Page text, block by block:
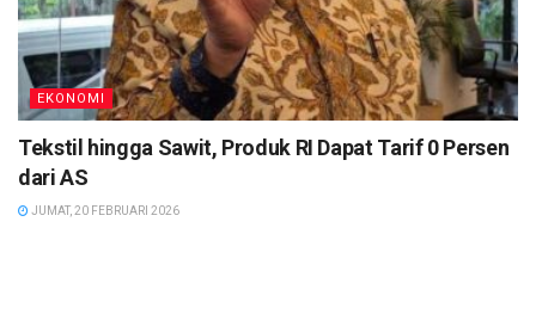
EKONOMI
Tekstil hingga Sawit, Produk RI Dapat Tarif 0 Persen
dari AS
JUMAT, 20 FEBRUARI 2026